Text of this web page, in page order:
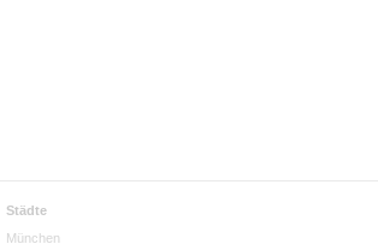
Städte
München